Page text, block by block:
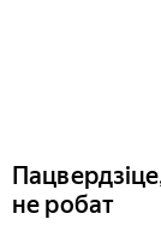
не робат